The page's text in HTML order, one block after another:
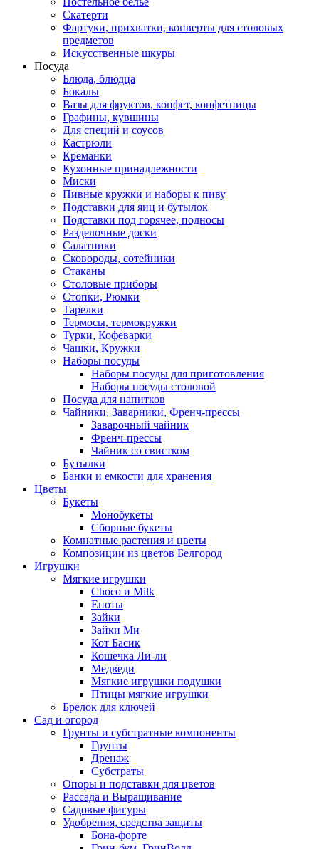
Скатерти
Фартуки, прихватки, конверты для столовых
предметов
Искусственные шкуры
Посуда
Блюда, блюдца
Бокалы
Вазы для фруктов, конфет, конфетницы
Графины, кувшины
Для специй и соусов
Кастрюли
Креманки
Кухонные принадлежности
Миски
Пивные кружки и наборы к пиву
Подставки для яиц и бутылок
Подставки под горячее, подносы
Разделочные доски
Салатники
Сковороды, сотейники
Стаканы
Столовые приборы
Стопки, Рюмки
Тарелки
Термосы, термокружки
Турки, Кофеварки
Чашки, Кружки
Наборы посуды
Наборы посуды для приготовления
Наборы посуды столовой
Посуда для напитков
Чайники, Заварники, Френч-прессы
Заварочный чайник
Френч-прессы
Чайник со свистком
Бутылки
Банки и емкости для хранения
Цветы
Букеты
Монобукеты
Сборные букеты
Комнатные растения и цветы
Композиции из цветов Белгород
Игрушки
Мягкие игрушки
Choco и Milk
Еноты
Зайки
Зайки Ми
Кот Басик
Кошечка Ли-ли
Медведи
Мягкие игрушки подушки
Птицы мягкие игрушки
Брелок для ключей
Сад и огород
Грунты и субстратные компоненты
Грунты
Дренаж
Субстраты
Опоры и подставки для цветов
Рассада и Выращивание
Садовые фигуры
Удобрения, средства защиты
Бона-форте